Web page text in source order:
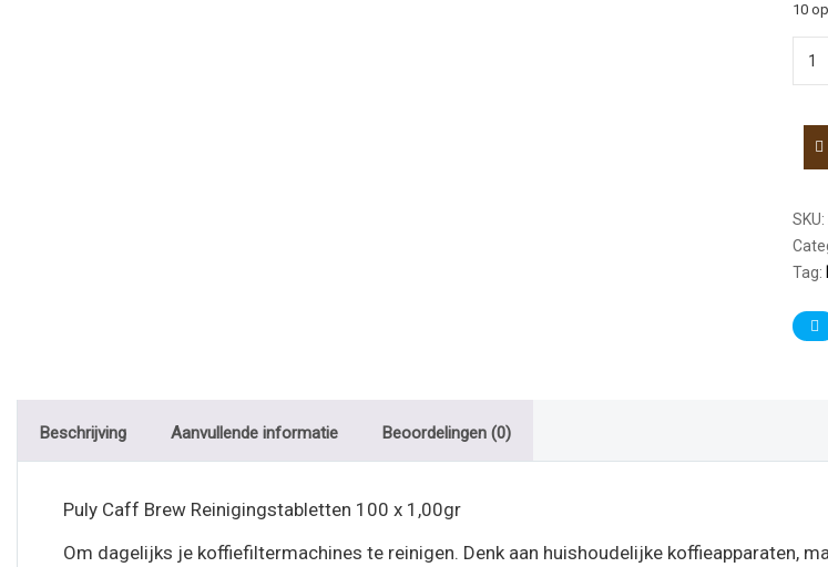
10
Caff
Brew
SKU:
Tag:
Beschrijving Aanvullende informatie Beoordelingen (0)
Puly Caff Brew Reinigingstabletten 100 x 1,00gr
Om dagelijks je koffiefiltermachines te reinigen. Denk aan huishoudelijke koffieapparaten,